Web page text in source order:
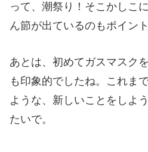
って、潮祭り！そこかしこ
ん節が出ているのもポイン
あとは、初めてガスマスク
も印象的でしたね。これま
ような、新しいことをしよ
たいで。